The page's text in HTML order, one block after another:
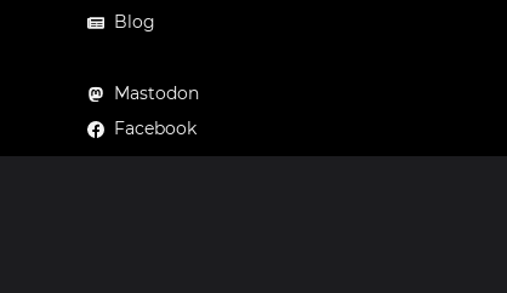
Blog
Mastodon
Facebook
Instagram